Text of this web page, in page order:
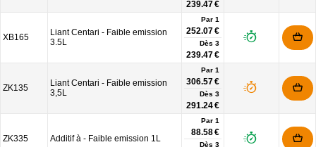
239.47 €
XB165
Liant Centari - Faible emission
3.5L
Par 1
252.07 €
Dès 3
239.47 €
ZK135
Liant Centari - Faible emission
3,5L
Par 1
306.57 €
Dès 3
291.24 €
ZK335 Additif à - Faible emission 1L
Par 1
88.58 €
Dès 3